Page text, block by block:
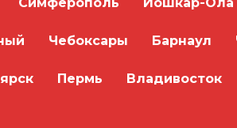
предложение за 5 минут.
вами в ближайшее время!
Чебоксары Барнаул
Пермь Владивосток